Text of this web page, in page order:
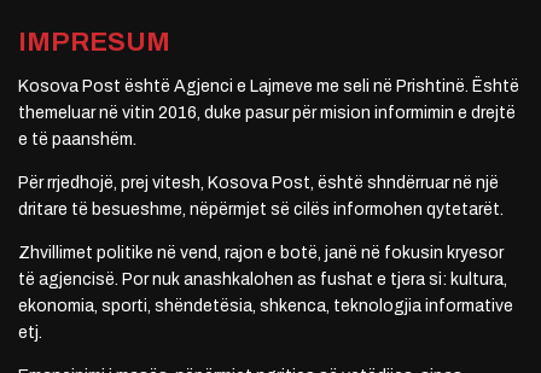
IMPRESUM
Kosova Post është Agjenci e Lajmeve me seli në Prishtinë. Është
themeluar në vitin 2016, duke pasur për mision informimin e drejtë
e të paanshëm.
Për rrjedhojë, prej vitesh, Kosova Post, është shndërruar në një
dritare të besueshme, nëpërmjet së cilës informohen qytetarët.
Zhvillimet politike në vend, rajon e botë, janë në fokusin kryesor
të agjencisë. Por nuk anashkalohen as fushat e tjera si: kultura,
ekonomia, sporti, shëndetësia, shkenca, teknologjia informative
etj.